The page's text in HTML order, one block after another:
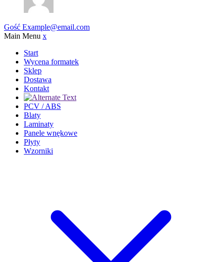
Gość Example@email.com
Main Menu x
Start
Wycena formatek
Sklep
Dostawa
Kontakt
PCV / ABS
Blaty
Laminaty
Panele wnękowe
Płyty
Wzorniki